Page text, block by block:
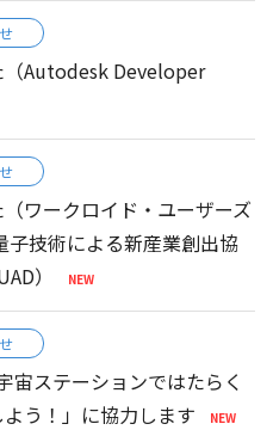
（Autodesk Developer
ワークロイド・ユーザーズ
技術による新産業創出協
）
宙ステーションではたらく
う！」に協力します